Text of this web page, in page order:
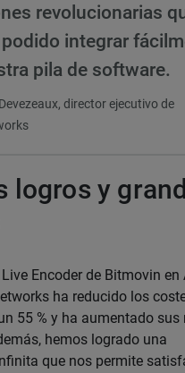
revolucionarias
podido integrar
pila de software.
director ejecutivo de
logros y
Encoder de Bitmovin en
ha reducido los
55 % y ha aumentado sus
hemos logrado una
que nos permite